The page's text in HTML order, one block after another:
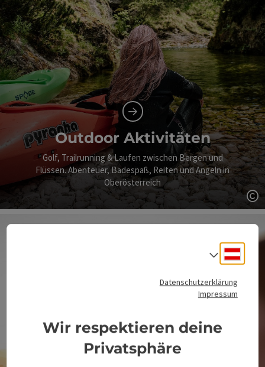
Outdoor Aktivitäten
Golf, Trailrunning & Laufen zwischen Bergen und
Flüssen. Abenteuer, Badespaß, Reiten und Angeln in
Oberösterreich
Datenschutzerklärung
Impressum
Wir respektieren deine
Privatsphäre